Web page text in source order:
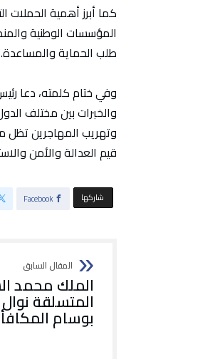
كما أبرز أهمية الحملات
المؤسسات الوطنية
طلب الحماية والمساعدة.
وفي ختام كلمته، دعا
والخبرات بين مختلف
وتهريب المهاجرين تظل
قيم العدالة والأمن
‫‫ شاركها‬ Facebook
الملك محمد
المتسلقة
بوسام